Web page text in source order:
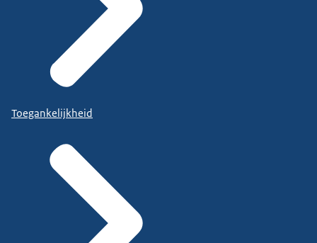
Toegankelijkheid